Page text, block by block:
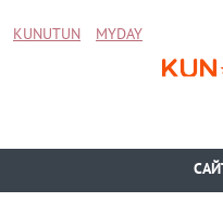
KUNUTUN MYDAY